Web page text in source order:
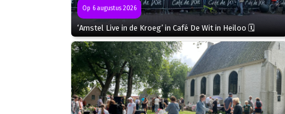
Op 6 augustus 2026
‘Amstel Live in de Kroeg’ in Café De Wit in Heiloo 🗓